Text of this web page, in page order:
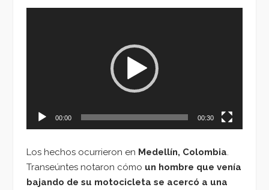
00:00 00:30
Los hechos ocurrieron en Medellín, Colombia.
Transeúntes notaron cómo un hombre que venía
bajando de su motocicleta se acercó a una